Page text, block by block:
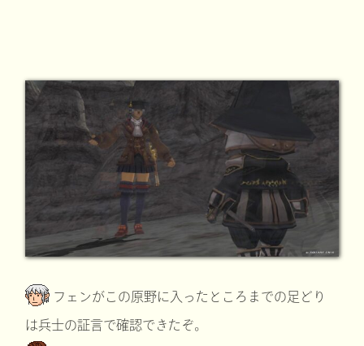
フェンがこの原野に入ったところまでの足どり
は兵士の証言で確認できたぞ。